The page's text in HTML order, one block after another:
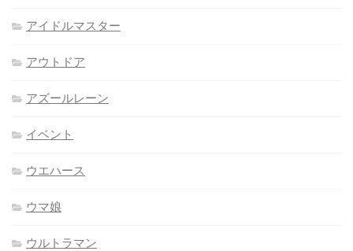
アイドルマスター
アウトドア
アズールレーン
イベント
ウエハース
ウマ娘
ウルトラマン